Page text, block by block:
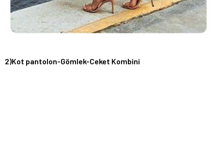
2)Kot pantolon-Gömlek-Ceket Kombini